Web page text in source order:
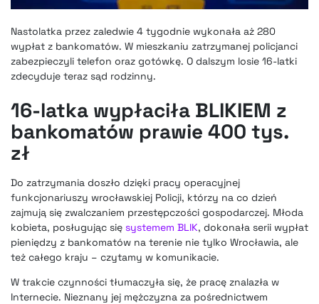
Nastolatka przez zaledwie 4 tygodnie wykonała aż 280
wypłat z bankomatów. W mieszkaniu zatrzymanej policjanci
zabezpieczyli telefon oraz gotówkę. O dalszym losie 16-latki
zdecyduje teraz sąd rodzinny.
16-latka wypłaciła BLIKIEM z
bankomatów prawie 400 tys.
zł
Do zatrzymania doszło dzięki pracy operacyjnej
funkcjonariuszy wrocławskiej Policji, którzy na co dzień
zajmują się zwalczaniem przestępczości gospodarczej. Młoda
kobieta, posługując się systemem BLIK, dokonała serii wypłat
pieniędzy z bankomatów na terenie nie tylko Wrocławia, ale
też całego kraju – czytamy w komunikacie.
W trakcie czynności tłumaczyła się, że pracę znalazła w
Internecie. Nieznany jej mężczyzna za pośrednictwem